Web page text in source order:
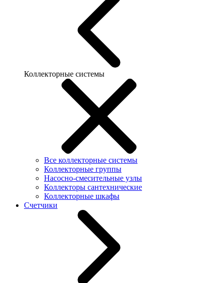
Коллекторные системы
Все коллекторные системы
Коллекторные группы
Насосно-смесительные узлы
Коллекторы сантехнические
Коллекторные шкафы
Счетчики